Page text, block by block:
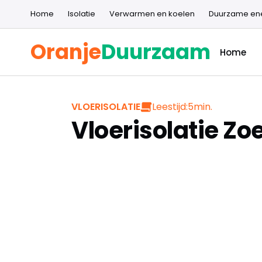
Home Isolatie Verwarmen en koelen Duurzame
OranjeDuurzaam Home
VLOERISOLATIE Leestijd:5min.
Vloerisolatie